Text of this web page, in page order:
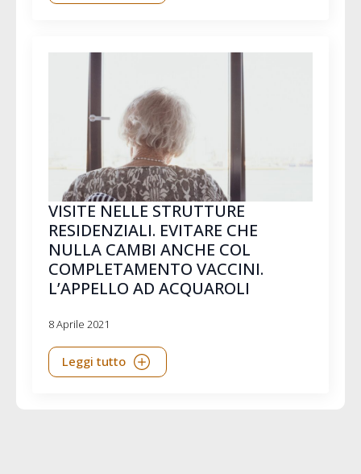
VISITE NELLE STRUTTURE
RESIDENZIALI. EVITARE CHE
NULLA CAMBI ANCHE COL
COMPLETAMENTO VACCINI.
L’APPELLO AD ACQUAROLI
8 Aprile 2021
Leggi tutto